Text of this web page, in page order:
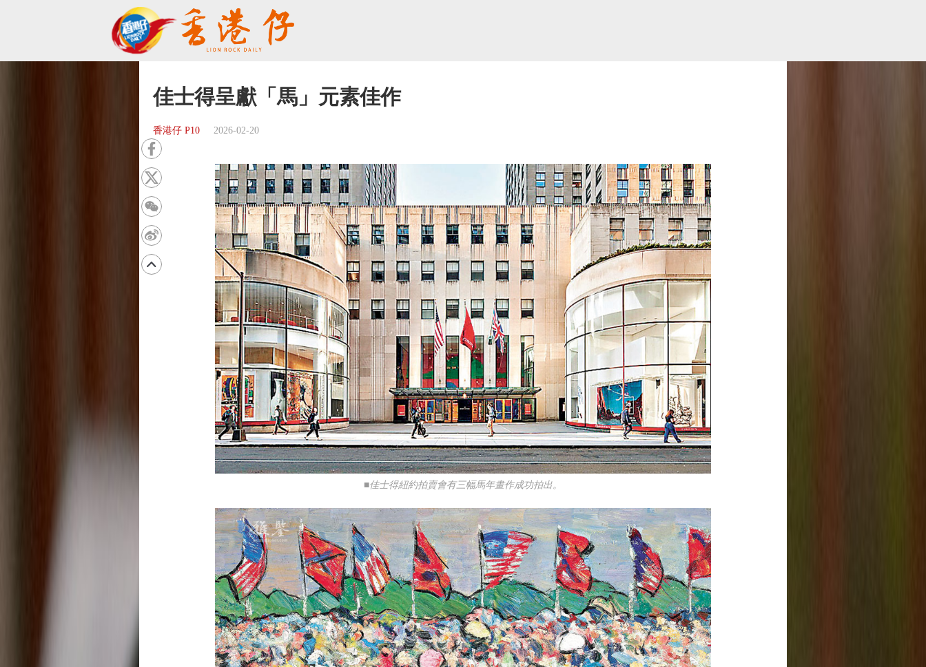
佳士得呈獻「馬」元素佳作
香港仔 P10 2026-02-20
■佳士得紐約拍賣會有三幅馬年畫作成功拍出。